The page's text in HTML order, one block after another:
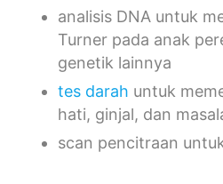
analisis DNA untuk
Turner pada anak
genetik lainnya
tes darah untuk
hati, ginjal, dan
scan pencitraan